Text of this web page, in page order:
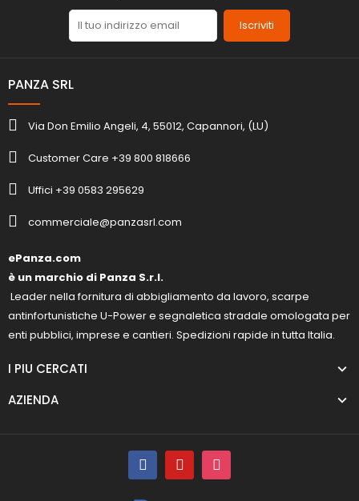
Iscriviti
PANZA SRL
Via Don Emilio Angeli, 4, 55012, Capannori, (LU)
Customer Care +39 800 818666
Uffici +39 0583 295629
commerciale@panzasrl.com
ePanza.com
è un marchio di Panza S.r.l.
Leader nella fornitura di abbigliamento da lavoro, scarpe
antinfortunistiche U-Power e segnaletica stradale omologata per
enti pubblici, imprese e cantieri. Spedizioni rapide in tutta Italia.
I PIU CERCATI
AZIENDA